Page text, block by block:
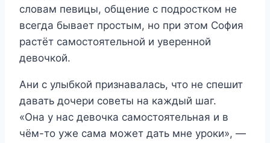
словам певицы, общение с подростком не
всегда бывает простым, но при этом София
растёт самостоятельной и уверенной
девочкой.
Ани с улыбкой признавалась, что не спешит
давать дочери советы на каждый шаг.
«Она у нас девочка самостоятельная и в
чём-то уже сама может дать мне уроки», —